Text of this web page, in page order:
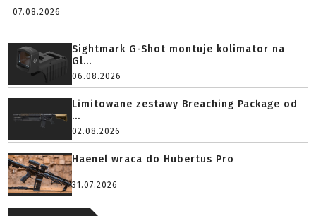
07.08.2026
Sightmark G-Shot montuje kolimator na
Gl...
06.08.2026
Limitowane zestawy Breaching Package od
...
02.08.2026
Haenel wraca do Hubertus Pro
31.07.2026